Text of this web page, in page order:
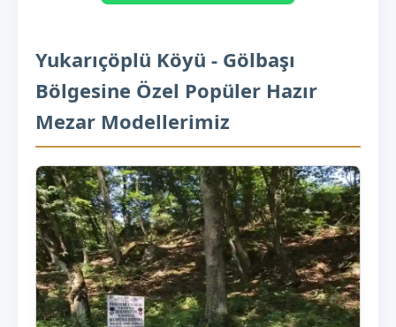
Yukarıçöplü Köyü - Gölbaşı
Bölgesine Özel Popüler Hazır
Mezar Modellerimiz